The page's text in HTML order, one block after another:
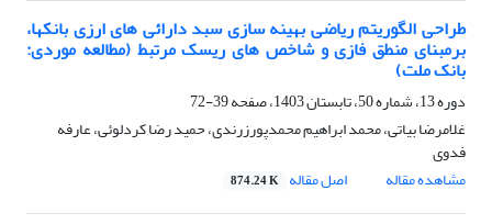
طراحی الگوریتم ریاضی بهینه سازی سبد دارائی های ارزی بانکها،
برمبنای منطق فازی و شاخص های ریسک مرتبط (مطالعه موردی:
بانک ملت)
دوره 13، شماره 50، تابستان 1403، صفحه
39-72
غلامرضا بیاتی، محمد ابراهیم محمدپورزرندی، حمید رضا کردلوئی، عارفه
فدوی
مشاهده مقاله
اصل مقاله 874.24 K